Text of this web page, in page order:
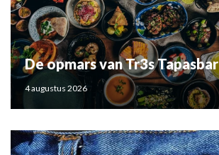
De opmars van Tr3s Tapasbar
4 augustus 2026